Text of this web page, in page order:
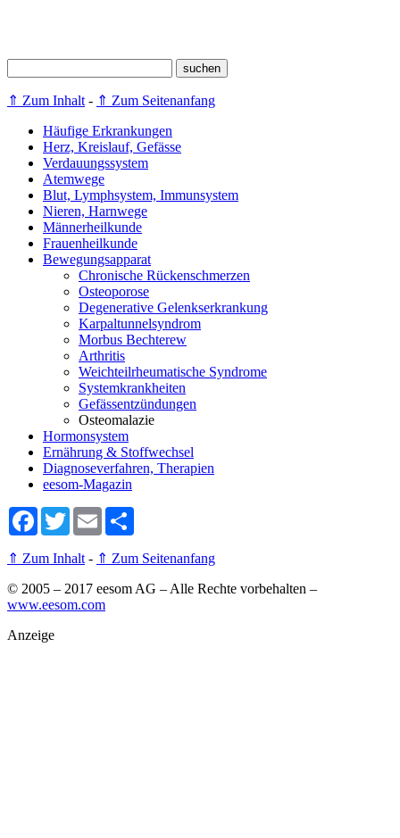
⇑ Zum Inhalt - ⇑ Zum Seitenanfang
Häufige Erkrankungen
Herz, Kreislauf, Gefässe
Verdauungssystem
Atemwege
Blut, Lymphsystem, Immunsystem
Nieren, Harnwege
Männerheilkunde
Frauenheilkunde
Bewegungsapparat
Chronische Rückenschmerzen
Osteoporose
Degenerative Gelenkserkrankung
Karpaltunnelsyndrom
Morbus Bechterew
Arthritis
Weichteilrheumatische Syndrome
Systemkrankheiten
Gefässentzündungen
Osteomalazie
Hormonsystem
Ernährung & Stoffwechsel
Diagnoseverfahren, Therapien
eesom-Magazin
Facebook
TwitterEmail
⇑ Zum Inhalt - ⇑ Zum Seitenanfang
© 2005 – 2017 eesom AG – Alle Rechte vorbehalten –
www.eesom.com
Anzeige